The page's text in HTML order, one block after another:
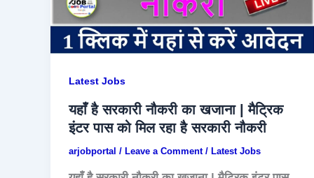
Latest Jobs
यहाँ है सरकारी नौकरी का खजाना | मैट्रिक
इंटर पास को मिल रहा है सरकारी नौकरी
arjobportal / Leave a Comment / Latest Jobs